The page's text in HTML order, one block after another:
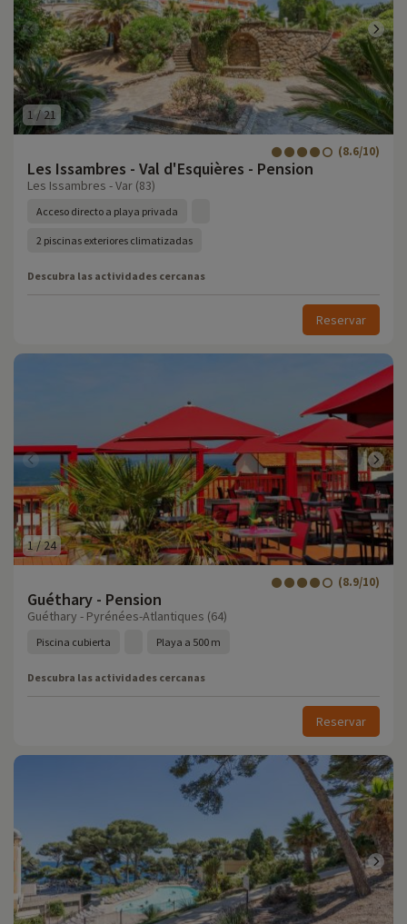
1 /21
Les Issambres - Val d'Esquières - Pension
(8.6/10)
Les Issambres - Var (83)
Acceso directo a playa privada
2 piscinas exteriores climatizadas
Descubra las actividades cercanas
Reservar
1/24
Guéthary - Pension
(8.9/10)
Guéthary - Pyrénées-Atlantiques (64)
Piscina cubierta Playa a 500 m
Descubra las actividades cercanas
Reservar